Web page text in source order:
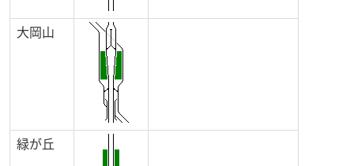
大岡山
緑が丘